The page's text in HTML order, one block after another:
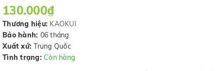
130.000₫
Thương hiệu: KAOKUI
Bảo hành: 06 tháng
Xuất xứ: Trung Quốc
Tình trạng: Còn hàng